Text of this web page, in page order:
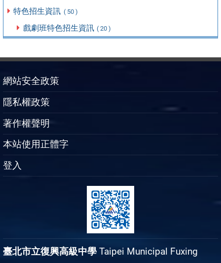
特色招生資訊 ( 50 )
戲劇班特色招生資訊 ( 20 )
網站安全政策
隱私權政策
著作權聲明
本站使用正體字
登入
臺北市立復興高級中學 Taipei Municipal Fuxing